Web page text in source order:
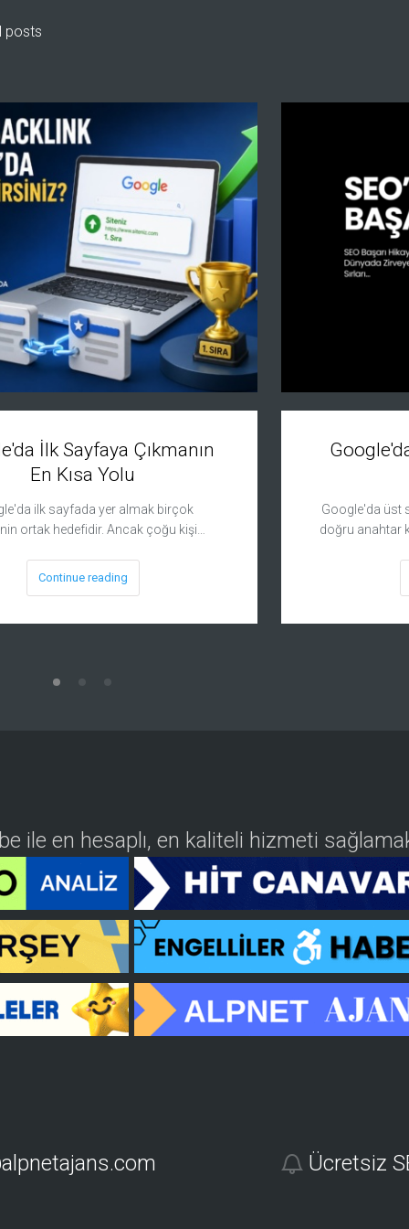
posts
İlk Sayfaya Çıkmanın
En Kısa Yolu
ilk sayfada yer almak birçok
ortak hedefidir. Ancak çoğu kişi…
Continue reading
Google'da üst
doğru anahtar
ile en hesaplı, en kaliteli hizmeti
Ücretsiz